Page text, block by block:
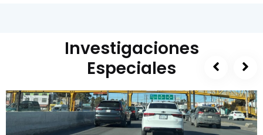
Investigaciones
Especiales